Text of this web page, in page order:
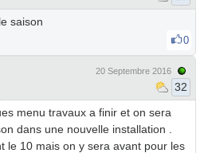
saison
0
20 Septembre 2016
32
menu travaux a finir et on sera
dans une nouvelle installation .
le 10 mais on y sera avant pour les